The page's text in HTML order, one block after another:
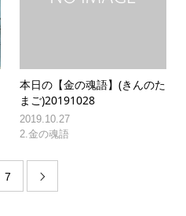
本日の【金の魂語】(きんのた
まご)20191028
2019.10.27
2.金の魂語
7 